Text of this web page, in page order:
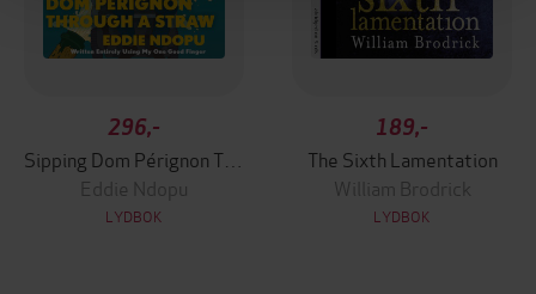
296,-
Eddie Ndopu
LYDBOK
189,-
The Sixth Lamentation
William Brodrick
LYDBOK